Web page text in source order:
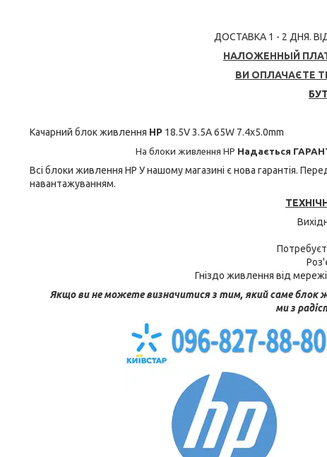
ДОСТАВКА 1 - 2 ДНЯ.
НАЛОЖЕННЫЙ
ВИ ОПЛАЧАЄТЕ
Качарний блок живлення HP 18.5V 3.5A 65W 7.4x5.0mm
На блоки живлення HP Надається
Всі блоки живлення HP У нашому магазині є нова гарантія.
навантажуванням.
Гніздо живлення від
Якщо ви не можете визначитися з тим, який саме блок
ми з